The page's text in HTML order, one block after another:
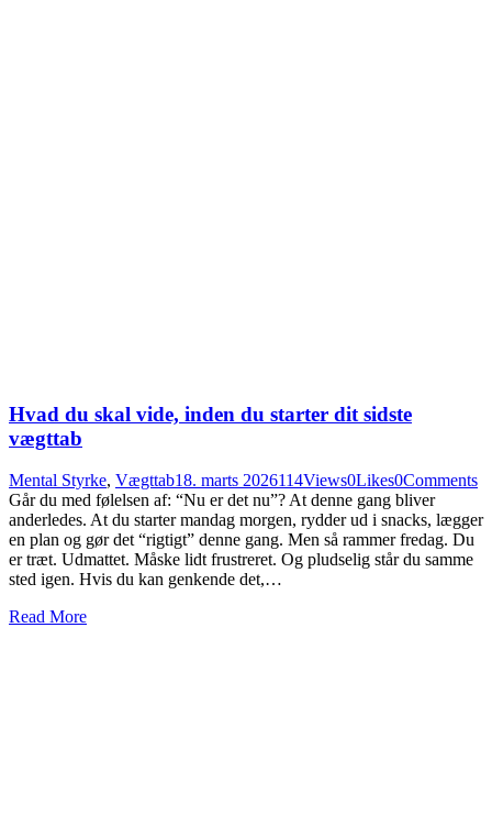
Hvad du skal vide, inden du starter dit sidste
vægttab
Mental Styrke, Vægttab18. marts 2026114Views0Likes0Comments
Går du med følelsen af: “Nu er det nu”? At denne gang bliver
anderledes. At du starter mandag morgen, rydder ud i snacks, lægger
en plan og gør det “rigtigt” denne gang. Men så rammer fredag. Du
er træt. Udmattet. Måske lidt frustreret. Og pludselig står du samme
sted igen. Hvis du kan genkende det,…
Read More